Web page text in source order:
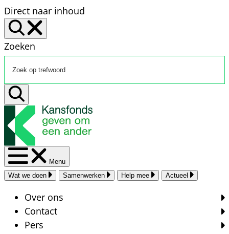
Direct naar inhoud
Zoeken
Menu
Wat we doen
Samenwerken Help mee Actueel
Over ons
Contact
Pers